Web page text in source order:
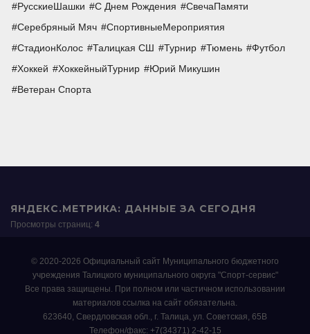
РусскиеШашки
С Днем Рождения
СвечаПамяти
Серебряный Мяч
СпортивныеМероприятия
СтадионКолос
Талицкая СШ Турнир Тюмень
Футбол
Хоккей
ХоккейныйТурнир
Юрий Микушин
Ветеран Спорта
ЯНДЕКС.МЕТРИКА: ДАННЫЕ ЗА СЕГОДНЯ
Просмотры страниц: 4
© 2020-2026 Официальный сайт Муниципального бюджетного
учреждения Талицкого муниципального округа "Спорт-сервис"
Все права защищены. При полном или частичном использовании
материалов ссылка на сайт обязательна.
623640, Свердловская обл., г. Талица, ул. Советская, 65В
Телефон/факс: +7(34371) 2-42-15